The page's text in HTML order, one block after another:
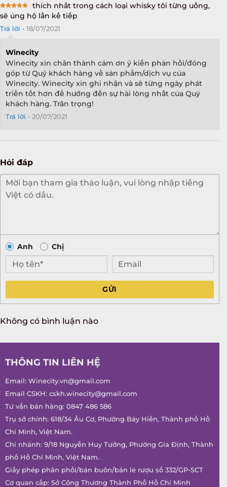
Rated5
out of 5
thích nhất trong cách loại whisky tôi từng uống,
sẽ ủng hộ lần kế tiếp
Trả lời • 18/07/2021
Winecity
Winecity xin chân thành cảm ơn ý kiến phản hồi/đóng
góp từ Quý khách hàng về sản phẩm/dịch vụ của
Winecity. Winecity xin ghi nhận và sẽ từng ngày phát
triển tốt hơn để hướng đến sự hài lòng nhất của Quý
khách hàng. Trân trọng!
Trả lời • 20/07/2021
Hỏi đáp
Anh Chị
GỬI
Không có bình luận nào
THÔNG TIN LIÊN HỆ
Email: Winecity.vn@gmail.com
Email CSKH: cskh.winecity@gmail.com
Tư vấn bán hàng: 0847 486 586
Trụ sở chính: 618/34 Âu Cơ, Phường Bảy Hiền, Thành phố Hồ
Chí Minh, Việt Nam.
Chi nhánh: 9/18 Nguyễn Huy Tưởng, Phường Gia Định, Thành
phố Hồ Chí Minh, Việt Nam.
Giấy phép phân phối/bán buôn/bán lẻ rượu số 332/GP-SCT
Cơ quan cấp: Sở Công Thương Thành Phố Hồ Chí Minh